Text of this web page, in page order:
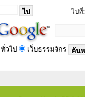
ไปที่:
ทั่วไป เว็บธรรมจักร